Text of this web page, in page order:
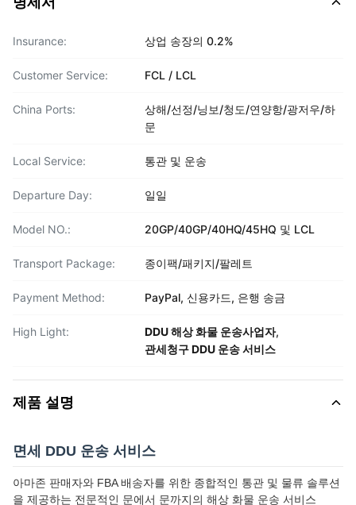
Insurance: 상업 송장의 0.2%
Customer Service: FCL / LCL
China Ports:
상해/선정/닝보/청도/연양항/광저우/하
문
Local Service: 통관 및 운송
Departure Day: 일일
Model NO.: 20GP/40GP/40HQ/45HQ 및 LCL
Transport Package: 종이팩/패키지/팔레트
Payment Method: PayPal, 신용카드, 은행 송금
High Light: DDU 해상 화물 운송사업자,
관세청구 DDU 운송 서비스
제품 설명
면세 DDU 운송 서비스
아마존 판매자와 FBA 배송자를 위한 종합적인 통관 및 물류 솔루션
을 제공하는 전문적인 문에서 문까지의 해상 화물 운송 서비스